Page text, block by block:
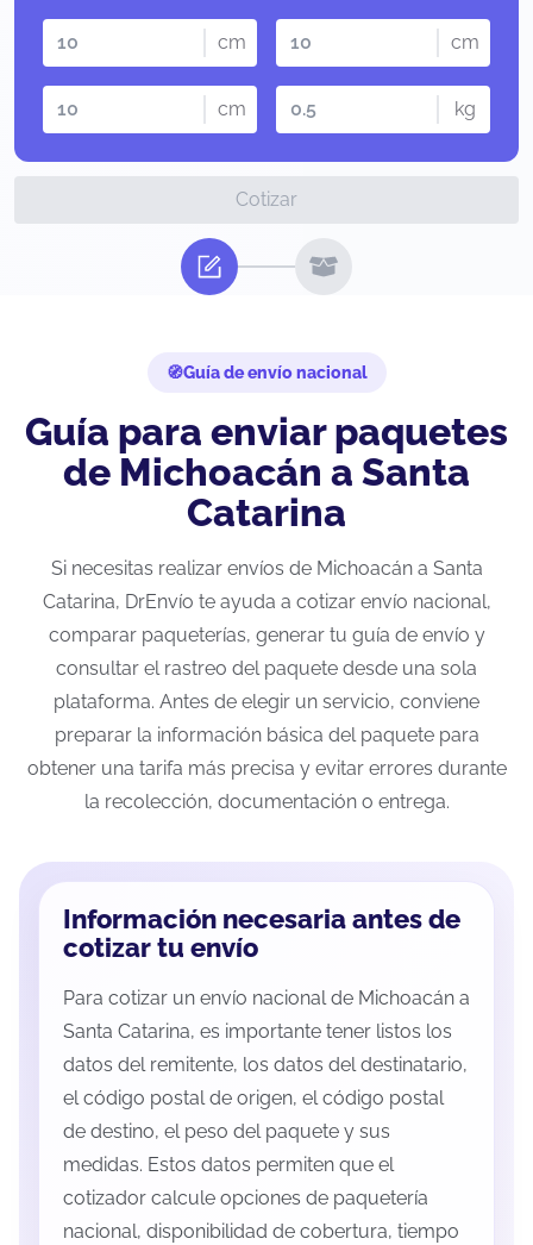
cm cm
cm kg
Cotizar
Guía de envío nacional
Guía para enviar paquetes
de Michoacán a Santa
Catarina
Si necesitas realizar envíos de Michoacán a Santa
Catarina, DrEnvío te ayuda a cotizar envío nacional,
comparar paqueterías, generar tu guía de envío y
consultar el rastreo del paquete desde una sola
plataforma. Antes de elegir un servicio, conviene
preparar la información básica del paquete para
obtener una tarifa más precisa y evitar errores durante
la recolección, documentación o entrega.
Información necesaria antes de
cotizar tu envío
Para cotizar un envío nacional de Michoacán a
Santa Catarina, es importante tener listos los
datos del remitente, los datos del destinatario,
el código postal de origen, el código postal
de destino, el peso del paquete y sus
medidas. Estos datos permiten que el
cotizador calcule opciones de paquetería
nacional, disponibilidad de cobertura, tiempo